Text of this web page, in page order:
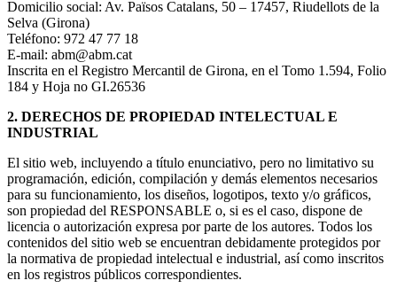
Domicilio social: Av. Països Catalans, 50 – 17457, Riudellots de la
Selva (Girona)
Teléfono: 972 47 77 18
E-mail: abm@abm.cat
Inscrita en el Registro Mercantil de Girona, en el Tomo 1.594, Folio
184 y Hoja no GI.26536
2. DERECHOS DE PROPIEDAD INTELECTUAL E
INDUSTRIAL
El sitio web, incluyendo a título enunciativo, pero no limitativo su
programación, edición, compilación y demás elementos necesarios
para su funcionamiento, los diseños, logotipos, texto y/o gráficos,
son propiedad del RESPONSABLE o, si es el caso, dispone de
licencia o autorización expresa por parte de los autores. Todos los
contenidos del sitio web se encuentran debidamente protegidos por
la normativa de propiedad intelectual e industrial, así como inscritos
en los registros públicos correspondientes.